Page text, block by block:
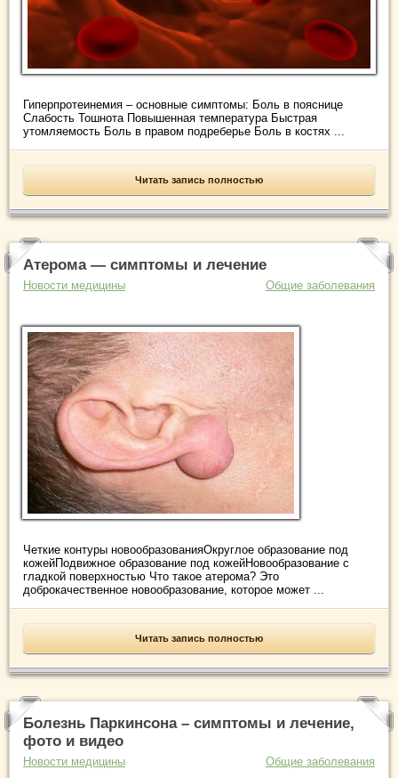
Гиперпротеинемия – основные симптомы: Боль в пояснице
Слабость Тошнота Повышенная температура Быстрая
утомляемость Боль в правом подреберье Боль в костях ...
Читать запись полностью
Атерома — симптомы и лечение
Новости медицины Общие заболевания
Четкие контуры новообразованияОкруглое образование под
кожейПодвижное образование под кожейНовообразование с
гладкой поверхностью Что такое атерома? Это
доброкачественное новообразование, которое может ...
Читать запись полностью
Болезнь Паркинсона – симптомы и лечение,
фото и видео
Новости медицины Общие заболевания